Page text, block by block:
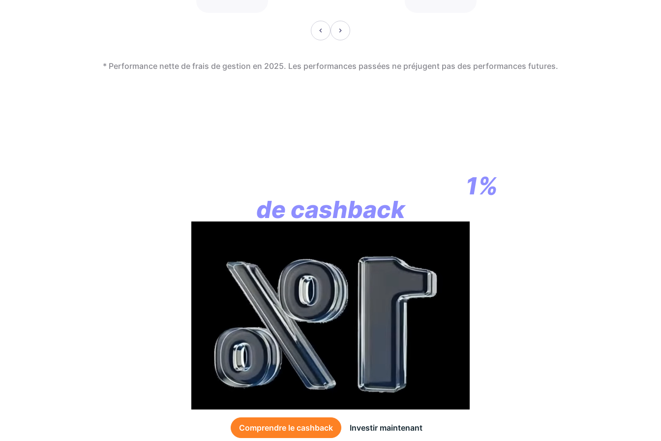
* Performance nette de frais de gestion en 2025. Les performances passées ne préjugent pas des performances futures.
1%
de cashback
Comprendre le cashback Investir maintenant